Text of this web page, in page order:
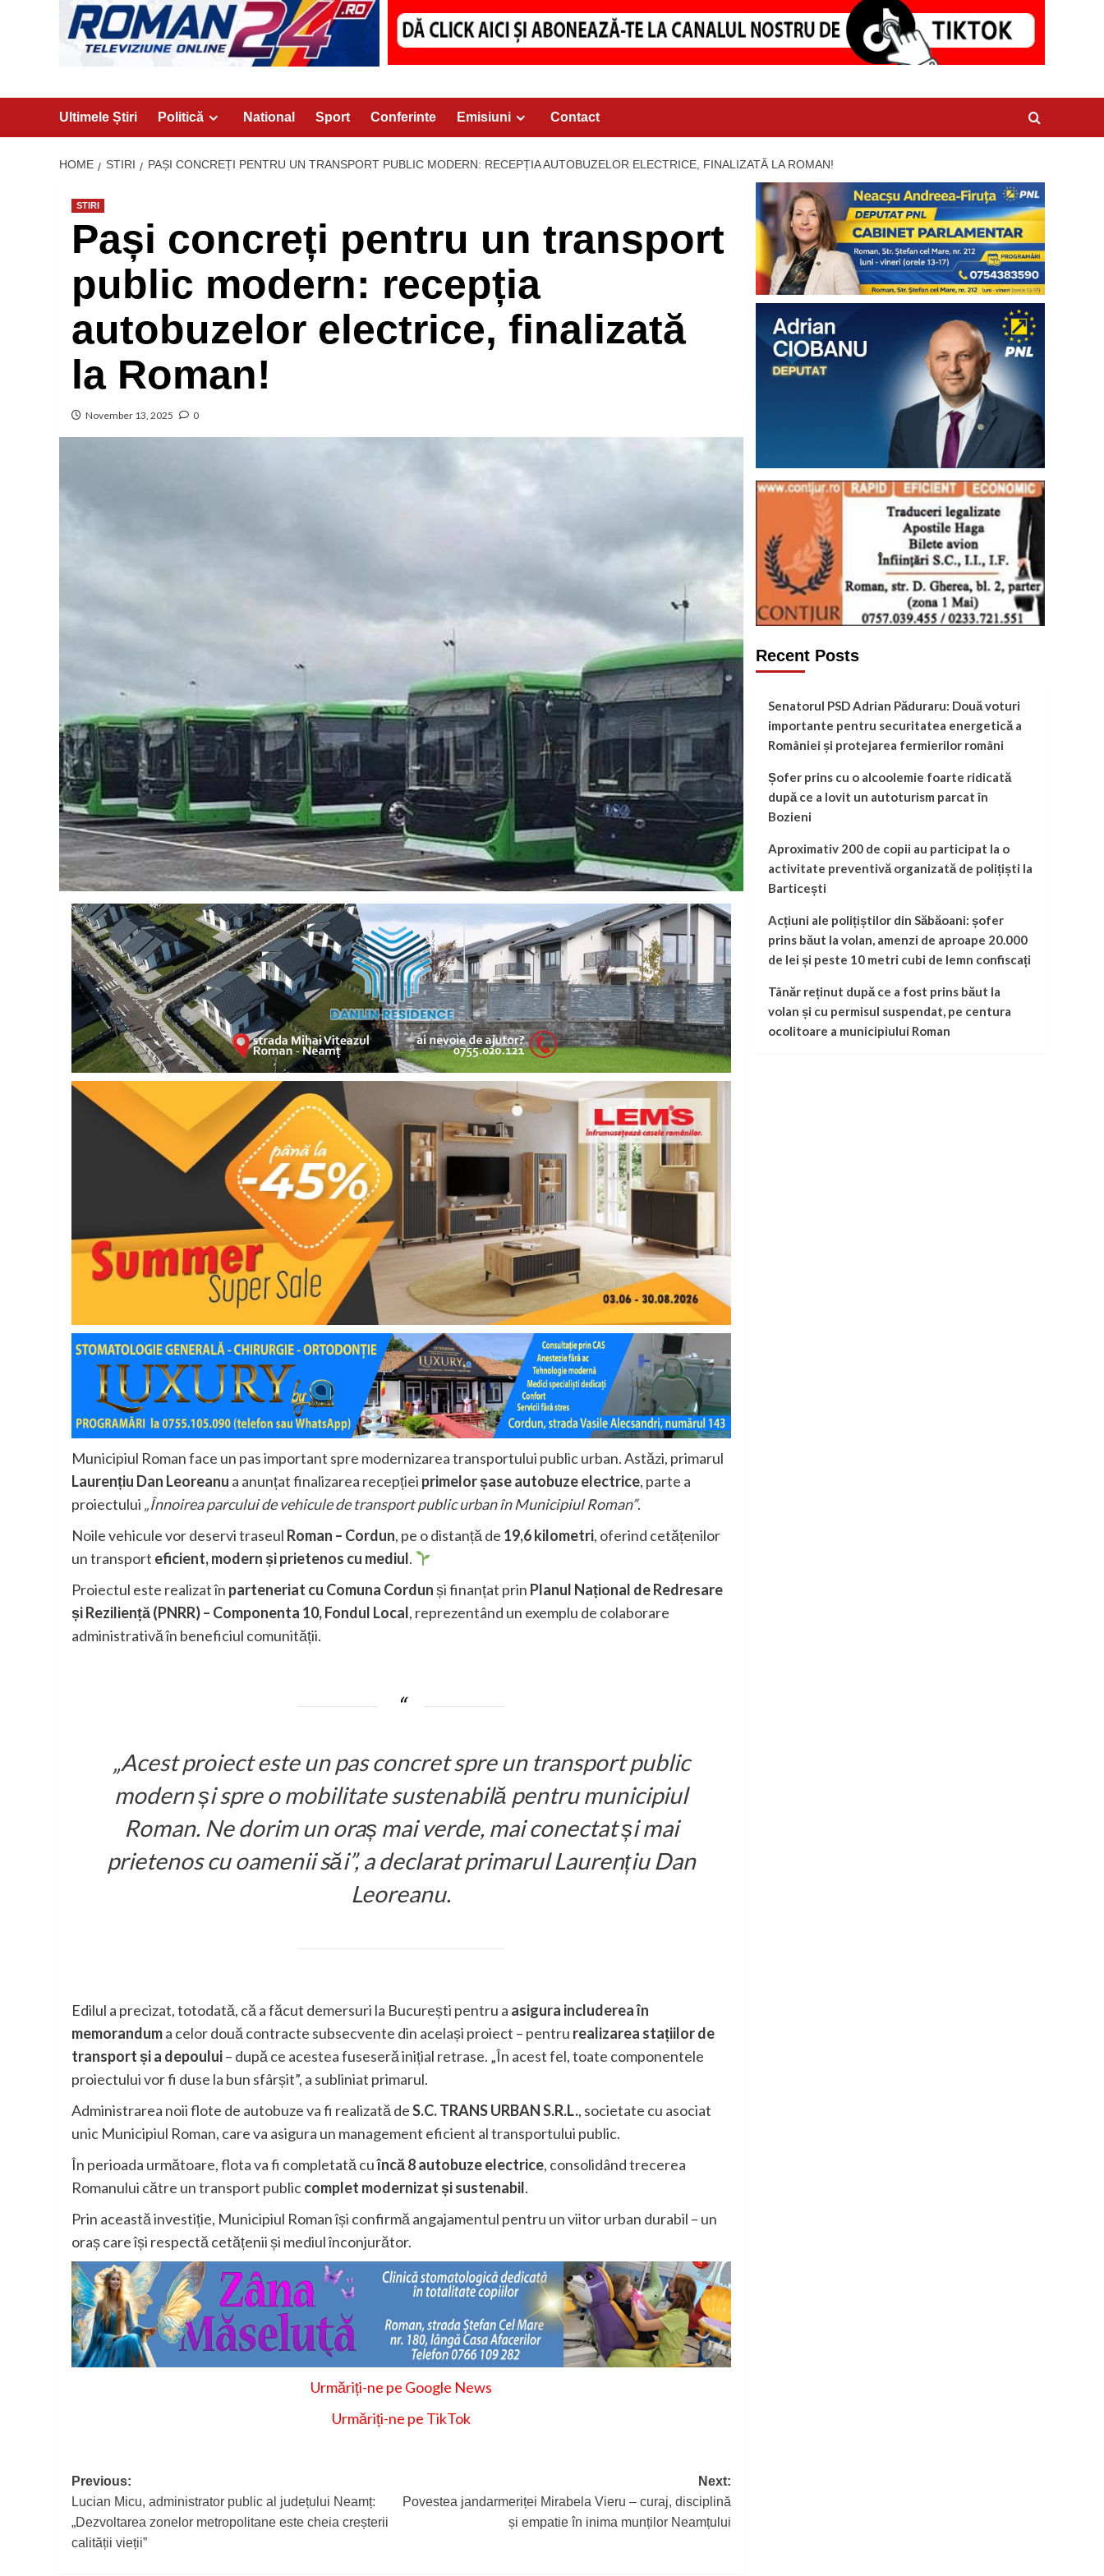
Ultimele Știri Politică National Sport Conferinte Emisiuni Contact
HOME STIRI PAȘI CONCREȚI PENTRU UN TRANSPORT PUBLIC MODERN: RECEPȚIA AUTOBUZELOR ELECTRICE, FINALIZATĂ LA ROMAN!
STIRI
Pași concreți pentru un transport
public modern: recepția
autobuzelor electrice, finalizată
la Roman!
November 13, 2025 0
Municipiul Roman face un pas important spre modernizarea transportului public urban. Astăzi, primarul
Laurențiu Dan Leoreanu a anunțat finalizarea recepției primelor șase autobuze electrice, parte a
proiectului „Înnoirea parcului de vehicule de transport public urban în Municipiul Roman”.
Noile vehicule vor deservi traseul Roman – Cordun, pe o distanță de 19,6 kilometri, oferind cetățenilor
un transport eficient, modern și prietenos cu mediul.
Proiectul este realizat în parteneriat cu Comuna Cordunși finanțat prin Planul Național de Redresare
și Reziliență (PNRR) – Componenta 10, Fondul Local, reprezentând un exemplu de colaborare
administrativă în beneficiul comunității.
„Acest proiect este un pas concret spre un transport public
modern și spre o mobilitate sustenabilă pentru municipiul
Roman. Ne dorim un oraș mai verde, mai conectat și mai
prietenos cu oamenii săi”, a declarat primarul Laurențiu Dan
Leoreanu.
Edilul a precizat, totodată, că a făcut demersuri la București pentru a asigura includerea în
memoranduma celor două contracte subsecvente din același proiect – pentru realizarea stațiilor de
transport și a depoului– după ce acestea fuseseră inițial retrase. „În acest fel, toate componentele
proiectului vor fi duse la bun sfârșit”, a subliniat primarul.
Administrarea noii flote de autobuze va fi realizată deS.C. TRANS URBAN S.R.L., societate cu asociat
unic Municipiul Roman, care va asigura un management eficient al transportului public.
În perioada următoare, flota va fi completată cuîncă 8 autobuze electrice, consolidând trecerea
Romanului către un transport publiccomplet modernizat și sustenabil.
Prin această investiție, Municipiul Roman își confirmă angajamentul pentru un viitor urban durabil – un
oraș care își respectă cetățenii și mediul înconjurător.
Urmăriți-ne pe Google News
Urmăriți-ne pe TikTok
Post
navigation
Previous:
Lucian Micu, administrator public al județului Neamț:
„Dezvoltarea zonelor metropolitane este cheia creșterii
calității vieții”
Next:
Povestea jandarmeriței Mirabela Vieru – curaj, disciplină
și empatie în inima munților Neamțului
Recent Posts
Senatorul PSD Adrian Păduraru: Două voturi
importante pentru securitatea energetică a
României și protejarea fermierilor români
Șofer prins cu o alcoolemie foarte ridicată
după ce a lovit un autoturism parcat în
Bozieni
Aproximativ 200 de copii au participat la o
activitate preventivă organizată de polițiști la
Barticești
Acțiuni ale polițiștilor din Săbăoani: șofer
prins băut la volan, amenzi de aproape 20.000
de lei și peste 10 metri cubi de lemn confiscați
Tânăr reținut după ce a fost prins băut la
volan și cu permisul suspendat, pe centura
ocolitoare a municipiului Roman